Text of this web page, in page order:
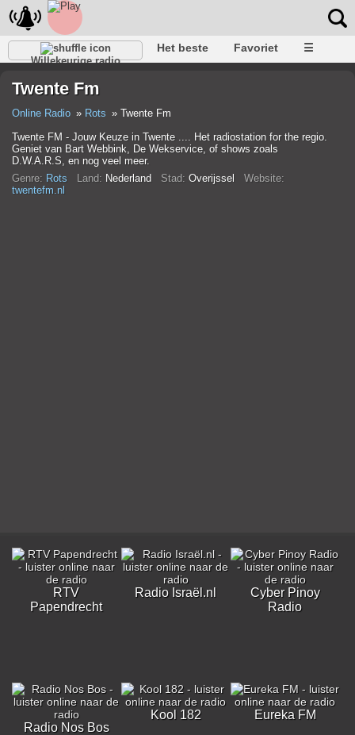
Willekeurige radio
Het beste Favoriet ☰
Twente Fm
Online Radio Rots
Twente Fm
Twente FM - Jouw Keuze in Twente .... Het radiostation for the regio.
Geniet van Bart Webbink, De Wekservice, of shows zoals
D.W.A.R.S, en nog veel meer.
Genre: Rots Land: Nederland Stad: Overijssel Website:
twentefm.nl
RTV
Papendrecht
Radio Israël.nl
Cyber Pinoy
Radio
Radio Nos Bos
Kool 182 Eureka FM